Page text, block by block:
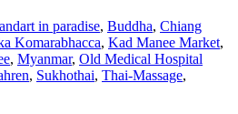
Khum
Lanna
Eco-
Resort,
art in paradise, Buddha, Chiang
Komarabhacca, Kad Manee Market,
, Myanmar, Old Medical Hospital
, Sukhothai, Thai-Massage,